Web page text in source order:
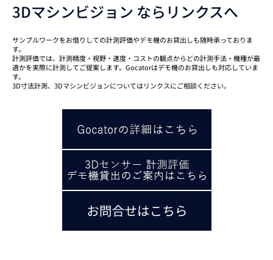
3Dマシンビジョン ならリンクスへ
サンプルワークをお借りしての計測評価やデモ機のお貸出しも随時承っておりま
す。
計測評価では、計測精度・視野・速度・コストの観点からどの計測手法・機種が最
適かを実際に計測してご提案します。Gocatorはデモ機のお貸出しも対応していま
す。
3D寸法計測、3Dマシンビジョンについてはリンクスにご相談ください。